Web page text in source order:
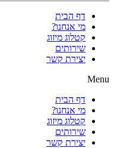
דף הבית
מי אנחנו?
קטלוג מיזוג
שירותים
יצירת קשר
Menu
דף הבית
מי אנחנו?
קטלוג מיזוג
שירותים
יצירת קשר